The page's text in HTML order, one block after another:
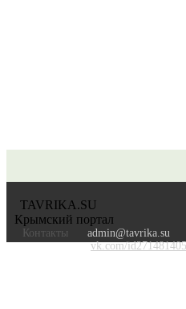
TAVRIKA.SU
Крымский портал
Контакты
admin@tavrika.su
vk.com/id271481405